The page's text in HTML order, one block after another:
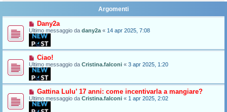
Argomenti
Dany2a
Ultimo messaggio da dany2a « 14 apr 2025, 7:08
Ciao!
Ultimo messaggio da Cristina.falconi « 3 apr 2025, 1:20
Gattina Lulu’ 17 anni: come incentivarla a mangiare?
Ultimo messaggio da Cristina.falconi « 1 apr 2025, 2:02